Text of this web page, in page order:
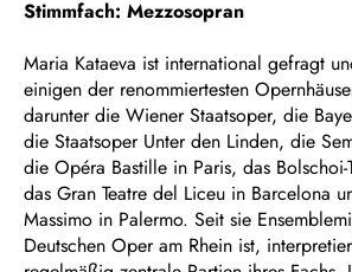
Stimmfach: Mezzosopran
Maria Kataeva ist international gefragt
einigen der renommiertesten
darunter die Wiener Staatsoper, die
die Staatsoper Unter den Linden, die
die Opéra Bastille in Paris, das Bolschoi-
das Gran Teatre del Liceu in Barcelona
Massimo in Palermo. Seit sie
Deutschen Oper am Rhein ist,